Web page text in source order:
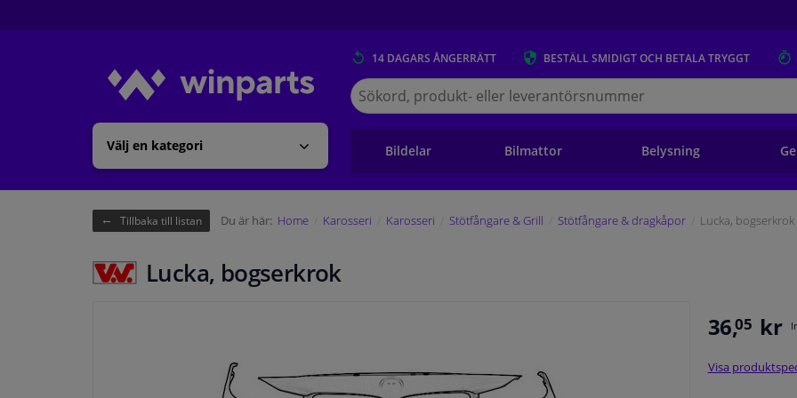
Välj en kategori
14 DAGARS ÅNGERRÄTT BESTÄLL SMIDIGT OCH BETALA TRYGGT
Sök
på
Winparts.se
Bildelar Bilmattor Belysning
Tillbaka till listan Du är här: Home Karosseri Karosseri Stötfångare & Grill Stötfångare & dragkåpor Lucka, bogserkrok
Lucka, bogserkrok
36,05 kr
Visa